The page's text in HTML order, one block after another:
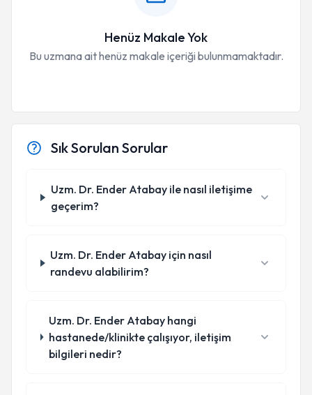
Henüz Makale Yok
Bu uzmana ait henüz makale içeriği bulunmamaktadır.
Sık Sorulan Sorular
Uzm. Dr. Ender Atabay ile nasıl iletişime
geçerim?
Uzm. Dr. Ender Atabay için nasıl
randevu alabilirim?
Uzm. Dr. Ender Atabay hangi
hastanede/klinikte çalışıyor, iletişim
bilgileri nedir?